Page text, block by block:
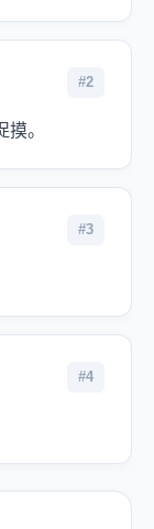
#2
。
#3
#4